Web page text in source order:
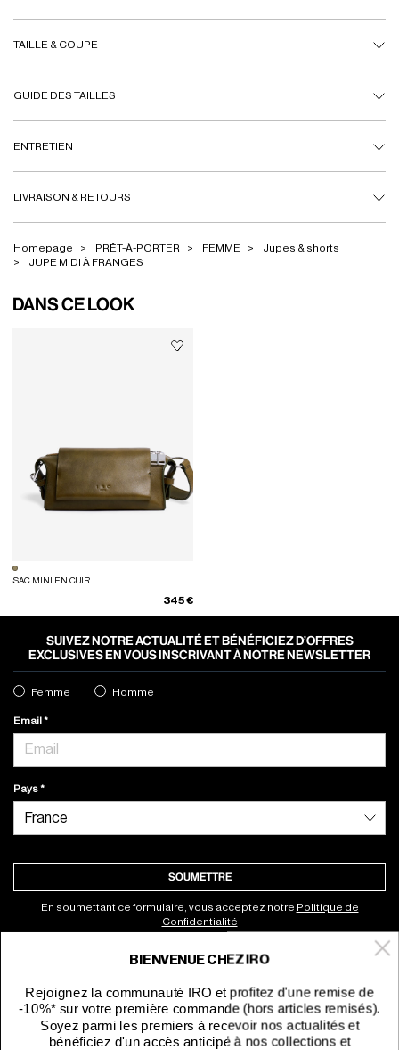
TAILLE & COUPE
GUIDE DES TAILLES
ENTRETIEN
LIVRAISON & RETOURS
Homepage PRÊT-À-PORTER FEMME
Jupes & shorts
JUPE MIDI À FRANGES
DANS CE LOOK
SAC MINI EN CUIR
345 €
SUIVEZ NOTRE ACTUALITÉ ET BÉNÉFICIEZ D’OFFRES
EXCLUSIVES EN VOUS INSCRIVANT À NOTRE NEWSLETTER
Femme Homme
Email
Pays
SOUMETTRE
En soumettant ce formulaire, vous acceptez notre Politique de
Confidentialité
Service clients
BIENVENUE CHEZ IRO
Rejoignez la communauté IRO et profitez d'une remise de
-10%* sur votre première commande (hors articles remisés).
Soyez parmi les premiers à recevoir nos actualités et
bénéficiez d'un accès anticipé à nos collections et